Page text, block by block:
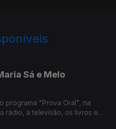
Sá e Melo
programa "Prova Oral", na
rádio, a televisão, os livros e